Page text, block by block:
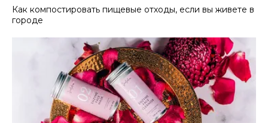
Как компостировать пищевые отходы, если вы живете в
городе